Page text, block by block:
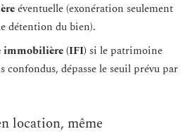
éventuelle (exonération seulement
détention du bien).
(IFI) si le patrimoine
dépasse le seuil prévu par
location, même